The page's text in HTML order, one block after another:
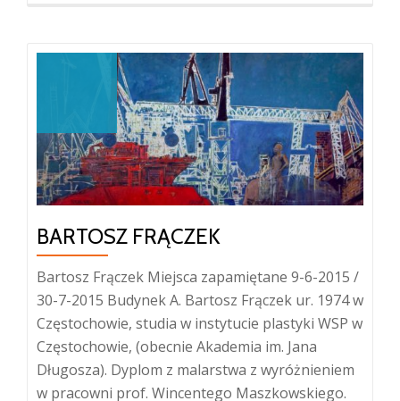
BARTOSZ FRĄCZEK
Bartosz Frączek Miejsca zapamiętane 9-6-2015 /
30-7-2015 Budynek A. Bartosz Frączek ur. 1974 w
Częstochowie, studia w instytucie plastyki WSP w
Częstochowie, (obecnie Akademia im. Jana
Długosza). Dyplom z malarstwa z wyróżnieniem
w pracowni prof. Wincentego Maszkowskiego.